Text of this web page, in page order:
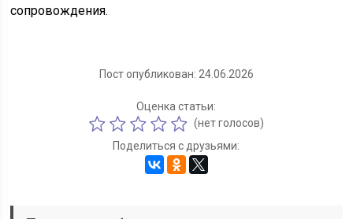
сопровождения.
Пост опубликован: 24.06.2026
Оценка статьи:
(нет голосов)
Поделиться с друзьями: